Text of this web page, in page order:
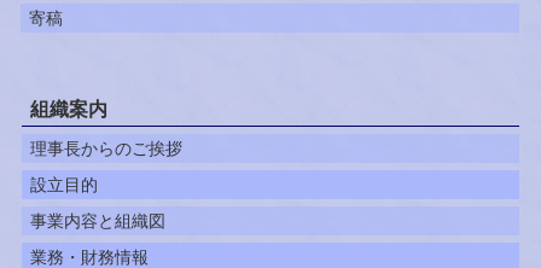
寄稿
組織案内
理事長からのご挨拶
設立目的
事業内容と組織図
業務・財務情報